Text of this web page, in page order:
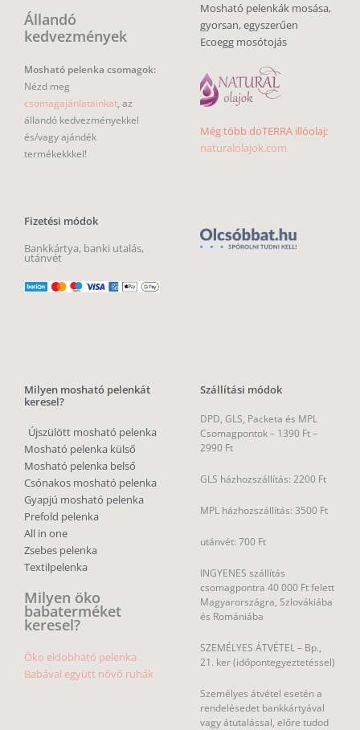
Állandó
kedvezmények
Mosható pelenka csomagok:
Nézd meg
csomagajánlatainkat, az
állandó kedvezményekkel
és/vagy ajándék
termékekkkel!
Fizetési módok
Bankkártya, banki utalás,
utánvét
Mosható pelenkák mosása,
gyorsan, egyszerűen
Ecoegg mosótojás
Még több doTERRA illóolaj:
naturalolajok.com
Milyen mosható pelenkát
keresel?
Újszülött mosható pelenka
Mosható pelenka külső
Mosható pelenka belső
Csónakos mosható pelenka
Gyapjú mosható pelenka
Prefold pelenka
All in one
Zsebes pelenka
Textilpelenka
Milyen öko
babaterméket
keresel?
Öko eldobható pelenka
Babával együtt nővő ruhák
Szállítási módok
DPD, GLS, Packeta és MPL
Csomagpontok – 1390 Ft –
2990 Ft
GLS házhozszállítás: 2200 Ft
MPL házhozszállítás: 3500 Ft
utánvét: 700 Ft
INGYENES szállítás
csomagpontra 40 000 Ft felett
Magyarországra, Szlovákiába
és Romániába
SZEMÉLYES ÁTVÉTEL – Bp.,
21. ker (időpontegyeztetéssel)
Személyes átvétel esetén a
rendelésedet bankkártyával
vagy átutalással, előre tudod